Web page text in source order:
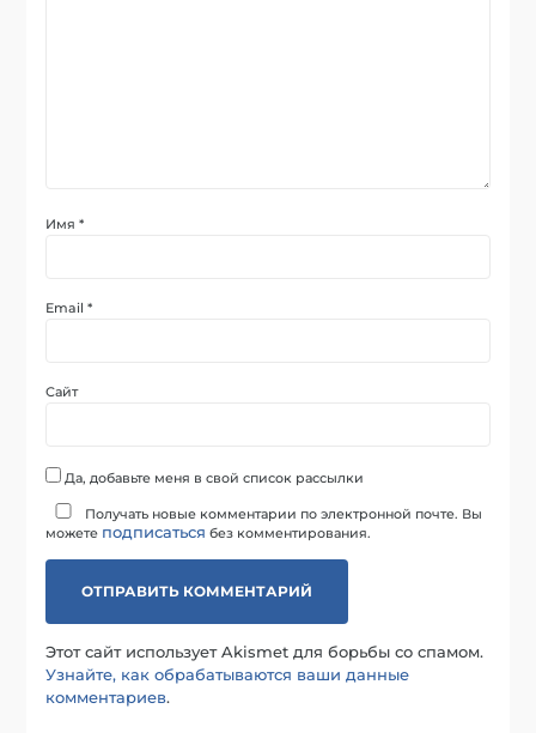
Имя*
Email*
Сайт
Да, добавьте меня в свой список рассылки
Получать новые комментарии по электронной почте. Вы
можете подписаться без комментирования.
Этот сайт использует Akismet для борьбы со спамом.
Узнайте, как обрабатываются ваши данные
комментариев.